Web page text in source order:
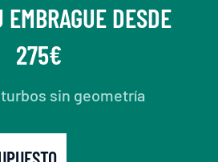
DESDE
275€
sin geometría